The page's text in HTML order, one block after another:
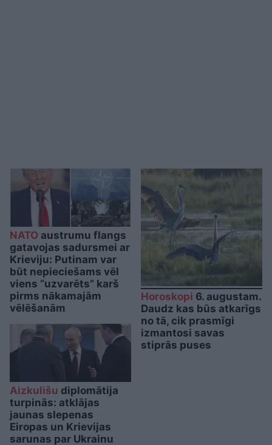
NATO austrumu flangs
gatavojas sadursmei ar
Krieviju: Putinam var
būt nepieciešams vēl
viens “uzvarēts” karš
pirms nākamajām
vēlēšanām
Aizkulišu diplomātija
turpinās: atklājas
jaunas slepenas
Eiropas un Krievijas
sarunas par Ukrainu
Horoskopi 6. augustam.
Daudz kas būs atkarīgs
no tā, cik prasmīgi
izmantosi savas
stiprās puses